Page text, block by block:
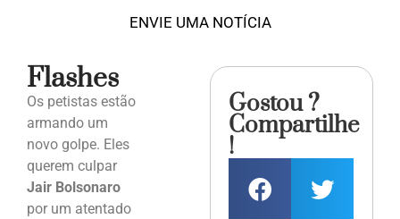
ENVIE UMA NOTÍCIA
Flashes
Os petistas estão
armando um
novo golpe. Eles
querem culpar
Jair Bolsonaro
por um atentado
Gostou ?
Compartilhe
!